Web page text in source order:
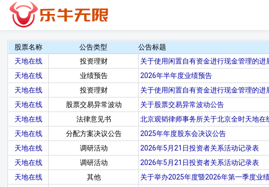
股票名称 公告类型
公告标题
天地在线
投资理财 关于使用闲置自有资金进行现金管理的进
天地在线
业绩预告 2026年半年度业绩预告
天地在线
投资理财 关于使用闲置自有资金进行现金管理的进
天地在线
股票交易异常波动 关于股票交易异常波动公告
天地在线
法律意见书 北京观韬律师事务所关于北京全时天地
天地在线
分配方案决议公告 2025年年度股东会决议公告
天地在线
调研活动 2026年5月21日投资者关系活动记录表
天地在线
调研活动 2026年5月21日投资者关系活动记录表
天地在线
其他 关于举办2025年度暨2026年第一季度业